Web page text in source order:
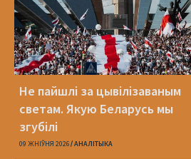
Не пайшлі за цывілізаваным
светам. Якую Беларусь мы
згубілі
09 ЖНІЎНЯ 2026 АНАЛІТЫКА